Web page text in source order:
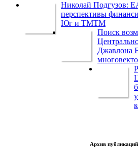
Николай Подгузов:
перспективы
Юг и ТМТМ
Поиск
Джавлона
Архив публикаций